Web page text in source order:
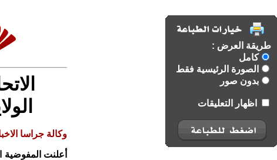
طريقة العرض :
كامل
الصورة الرئيسية فقط
بدون صور
اظهار التعليقات
وكالة جراسا
أعلنت المفوضية